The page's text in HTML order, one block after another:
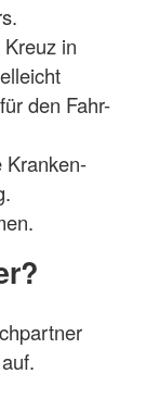
in
den Fahr-
Kranken-